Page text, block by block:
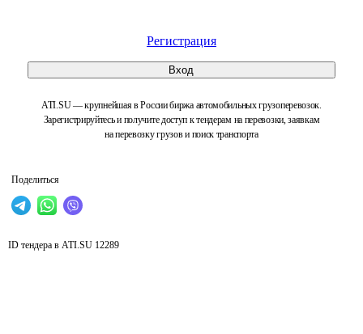
Регистрация
Вход
ATI.SU — крупнейшая в России биржа автомобильных грузоперевозок.
Зарегистрируйтесь и получите доступ к тендерам на перевозки, заявкам
на перевозку грузов и поиск транспорта
Поделиться
ID тендера в ATI.SU 12289